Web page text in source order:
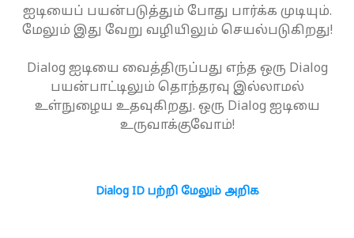
ஐடியைப் பயன்படுத்தும் போது பார்க்க முடியும்.
மேலும் இது வேறு வழியிலும் செயல்படுகிறது!
Dialog ஐடியை வைத்திருப்பது எந்த ஒரு Dialog
பயன்பாட்டிலும் தொந்தரவு இல்லாமல்
உள்நுழைய உதவுகிறது. ஒரு Dialog ஐடியை
உருவாக்குவோம்!
Dialog ID பற்றி மேலும் அறிக